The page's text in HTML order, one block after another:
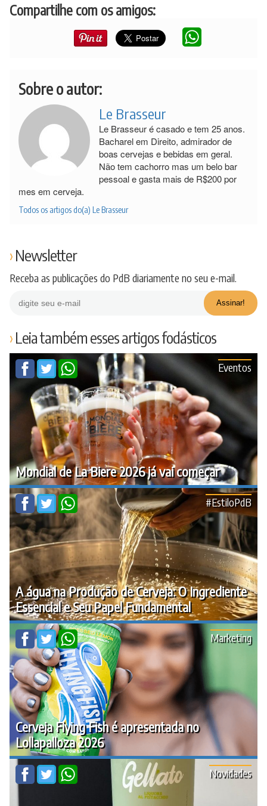
Compartilhe com os amigos:
Sobre o autor:
Le Brasseur
Le Brasseur é casado e tem 25 anos.
Bacharel em Direito, admirador de
boas cervejas e bebidas em geral.
Não tem cachorro mas um belo bar
pessoal e gasta mais de R$200 por
mes em cerveja.
Todos os artigos do(a) Le Brasseur
Newsletter
Receba as publicações do PdB diariamente no seu e-mail.
Leia também esses artigos fodásticos
Mondial de La Biere 2026 já vai começar
Eventos
A água na Produção de Cerveja: O Ingrediente
Essencial e Seu Papel Fundamental
#EstiloPdB
Cerveja Flying Fish é apresentada no
Lollapalloza 2026
Marketing
Novidades